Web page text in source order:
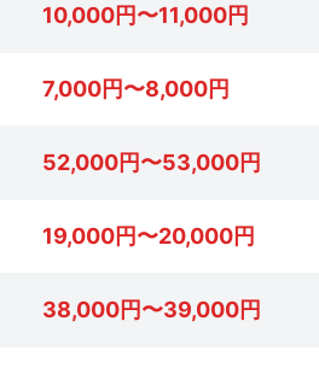
10,000円〜11,000円
7,000円〜8,000円
52,000円〜53,000円
19,000円〜20,000円
38,000円〜39,000円